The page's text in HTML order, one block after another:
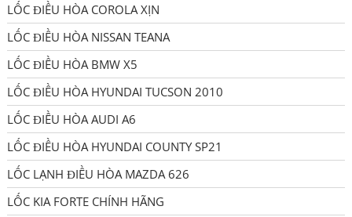
LỐC ĐIỀU HÒA COROLA XỊN
LỐC ĐIỀU HÒA NISSAN TEANA
LỐC ĐIỀU HÒA BMW X5
LỐC ĐIỀU HÒA HYUNDAI TUCSON 2010
LỐC ĐIỀU HÒA AUDI A6
LỐC ĐIỀU HÒA HYUNDAI COUNTY SP21
LỐC LẠNH ĐIỀU HÒA MAZDA 626
LỐC KIA FORTE CHÍNH HÃNG